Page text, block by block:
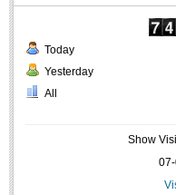
Today
Yesterday
All
Show